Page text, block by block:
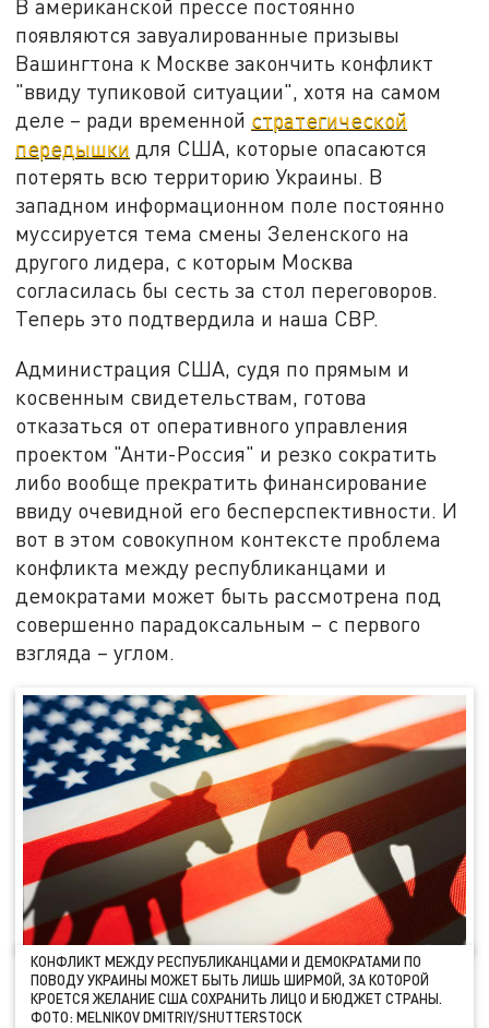
В американской прессе постоянно
появляются завуалированные призывы
Вашингтона к Москве закончить конфликт
"ввиду тупиковой ситуации", хотя на самом
деле – ради временной стратегической
передышки для США, которые опасаются
потерять всю территорию Украины. В
западном информационном поле постоянно
муссируется тема смены Зеленского на
другого лидера, с которым Москва
согласилась бы сесть за стол переговоров.
Теперь это подтвердила и наша СВР.
Администрация США, судя по прямым и
косвенным свидетельствам, готова
отказаться от оперативного управления
проектом "Анти-Россия" и резко сократить
либо вообще прекратить финансирование
ввиду очевидной его бесперспективности. И
вот в этом совокупном контексте проблема
конфликта между республиканцами и
демократами может быть рассмотрена под
совершенно парадоксальным – с первого
взгляда – углом.
КОНФЛИКТ МЕЖДУ РЕСПУБЛИКАНЦАМИ И ДЕМОКРАТАМИ ПО
ПОВОДУ УКРАИНЫ МОЖЕТ БЫТЬ ЛИШЬ ШИРМОЙ, ЗА КОТОРОЙ
КРОЕТСЯ ЖЕЛАНИЕ США СОХРАНИТЬ ЛИЦО И БЮДЖЕТ СТРАНЫ.
ФОТО: MELNIKOV DMITRIY/SHUTTERSTOCK